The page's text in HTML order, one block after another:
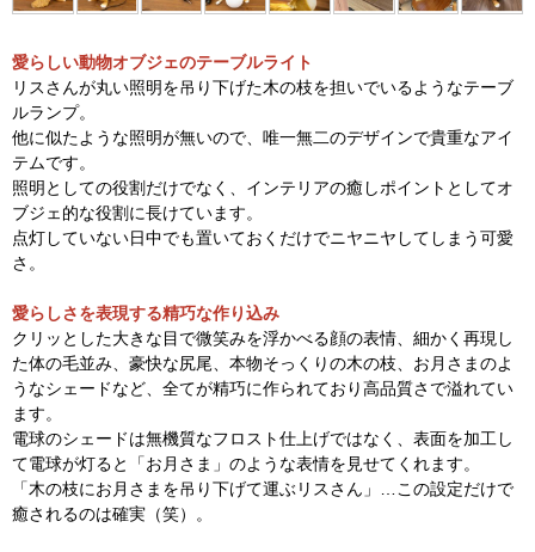
愛らしい動物オブジェのテーブルライト
リスさんが丸い照明を吊り下げた木の枝を担いでいるようなテーブ
ルランプ。
他に似たような照明が無いので、唯一無二のデザインで貴重なアイ
テムです。
照明としての役割だけでなく、インテリアの癒しポイントとしてオ
ブジェ的な役割に長けています。
点灯していない日中でも置いておくだけでニヤニヤしてしまう可愛
さ。
愛らしさを表現する精巧な作り込み
クリッとした大きな目で微笑みを浮かべる顔の表情、細かく再現し
た体の毛並み、豪快な尻尾、本物そっくりの木の枝、お月さまのよ
うなシェードなど、全てが精巧に作られており高品質さで溢れてい
ます。
電球のシェードは無機質なフロスト仕上げではなく、表面を加工し
て電球が灯ると「お月さま」のような表情を見せてくれます。
「木の枝にお月さまを吊り下げて運ぶリスさん」…この設定だけで
癒されるのは確実（笑）。